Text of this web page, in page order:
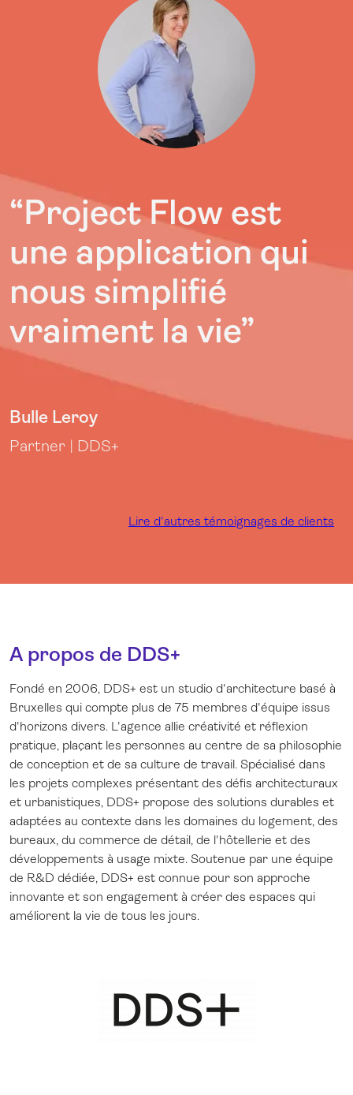
“Project Flow est
une application qui
nous simplifié
vraiment la vie”
Bulle Leroy
Partner | DDS+
Lire d'autres témoignages de clients
A propos de DDS+
Fondé en 2006, DDS+ est un studio d'architecture basé à
Bruxelles qui compte plus de 75 membres d'équipe issus
d'horizons divers. L'agence allie créativité et réflexion
pratique, plaçant les personnes au centre de sa philosophie
de conception et de sa culture de travail. Spécialisé dans
les projets complexes présentant des défis architecturaux
et urbanistiques, DDS+ propose des solutions durables et
adaptées au contexte dans les domaines du logement, des
bureaux, du commerce de détail, de l'hôtellerie et des
développements à usage mixte. Soutenue par une équipe
de R&D dédiée, DDS+ est connue pour son approche
innovante et son engagement à créer des espaces qui
améliorent la vie de tous les jours.